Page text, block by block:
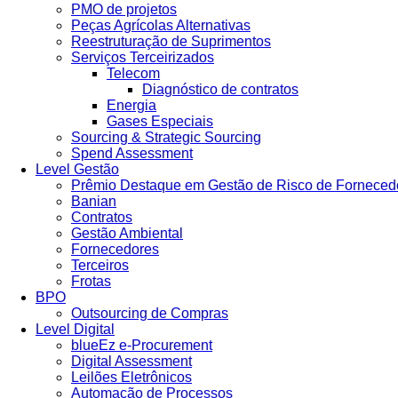
PMO de projetos
Peças Agrícolas Alternativas
Reestruturação de Suprimentos
Serviços Terceirizados
Telecom
Diagnóstico de contratos
Energia
Gases Especiais
Sourcing & Strategic Sourcing
Spend Assessment
Level Gestão
Prêmio Destaque em Gestão de Risco de
Banian
Contratos
Gestão Ambiental
Fornecedores
Terceiros
Frotas
BPO
Outsourcing de Compras
Level Digital
blueEz e-Procurement
Digital Assessment
Leilões Eletrônicos
Automação de Processos